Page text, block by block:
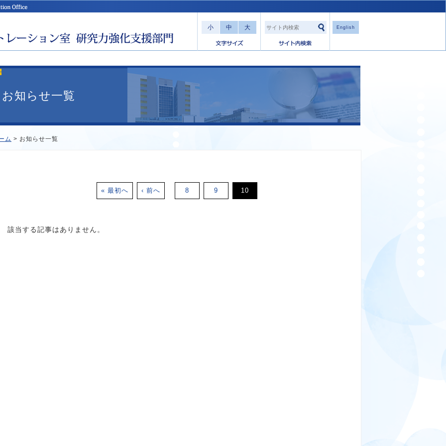
小 中 大 English
お知らせ一覧
ム > お知らせ一覧
« 最初へ ‹ 前へ 8 9 10
該当する記事はありません。